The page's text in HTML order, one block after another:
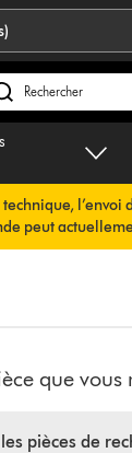
l’envoi
peut
déjà à une
que vous
pièces de